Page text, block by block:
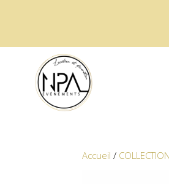
Accueil /